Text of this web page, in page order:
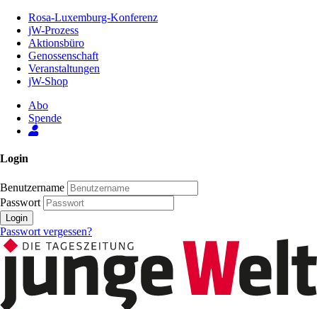
Inhalt
Seite
Rosa-Luxemburg-Konferenz
jW-Prozess
Aktionsbüro
Genossenschaft
Veranstaltungen
jW-Shop
Abo
Spende
Login
Benutzername
Passwort
Login
Passwort vergessen?